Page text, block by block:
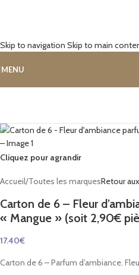
Skip to navigation Skip to main
MENU
Cliquez pour agrandir
Accueil/Toutes les marquesRetour
Carton de 6 – Fleur
« Mangue » (soit 2,90€
17.40€
Carton de 6 – Parfum d’ambiance.